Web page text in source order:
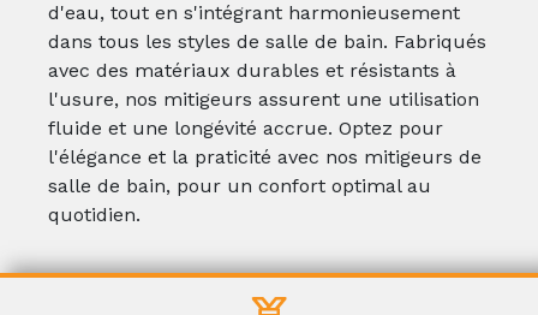
d'eau, tout en s'intégrant harmonieusement
dans tous les styles de salle de bain. Fabriqués
avec des matériaux durables et résistants à
l'usure, nos mitigeurs assurent une utilisation
fluide et une longévité accrue. Optez pour
l'élégance et la praticité avec nos mitigeurs de
salle de bain, pour un confort optimal au
quotidien.